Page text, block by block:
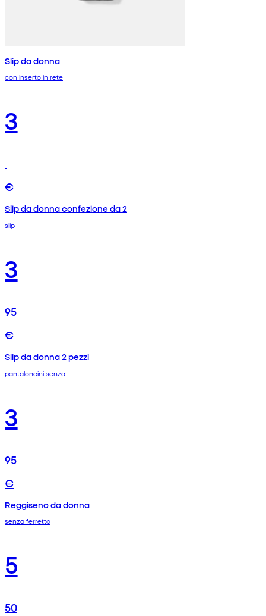
Slip da donna
con inserto in rete
3
€
Slip da donna confezione da 2
slip
3
95
€
Slip da donna 2 pezzi
pantaloncini senza
3
95
€
Reggiseno da donna
senza ferretto
5
50